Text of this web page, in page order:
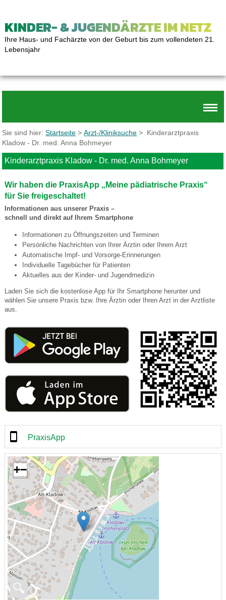
KINDER- & JUGENDÄRZTE IM NETZ
Ihre Haus- und Fachärzte von der Geburt bis zum vollendeten 21.
Lebensjahr
Sie sind hier:Startseite >Arzt-/Kliniksuche > Kinderarztpraxis
Kladow - Dr. med. Anna Bohmeyer
Kinderarztpraxis Kladow - Dr. med. Anna Bohmeyer
Wir haben die PraxisApp „Meine pädiatrische Praxis“
für Sie freigeschaltet!
Informationen aus unserer Praxis –
schnell und direkt auf Ihrem Smartphone
Informationen zu Öffnungszeiten und Terminen
Persönliche Nachrichten von Ihrer Ärztin oder Ihrem Arzt
Automatische Impf- und Vorsorge-Erinnerungen
Individuelle Tagebücher für Patienten
Aktuelles aus der Kinder- und Jugendmedizin
Laden Sie sich die kostenlose App für Ihr Smartphone herunter und
wählen Sie unsere Praxis bzw. Ihre Ärztin oder Ihren Arzt in der Arztliste
aus.
PraxisApp
🔍
+−